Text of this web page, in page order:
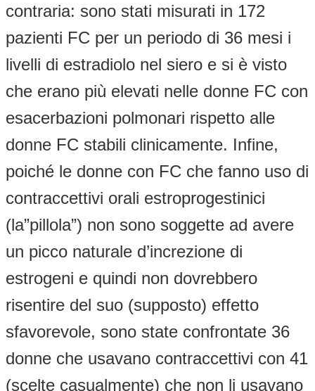
contraria: sono stati misurati in 172
pazienti FC per un periodo di 36 mesi i
livelli di estradiolo nel siero e si è visto
che erano più elevati nelle donne FC con
esacerbazioni polmonari rispetto alle
donne FC stabili clinicamente. Infine,
poiché le donne con FC che fanno uso di
contraccettivi orali estroprogestinici
(la”pillola”) non sono soggette ad avere
un picco naturale d’increzione di
estrogeni e quindi non dovrebbero
risentire del suo (supposto) effetto
sfavorevole, sono state confrontate 36
donne che usavano contraccettivi con 41
(scelte casualmente) che non li usavano